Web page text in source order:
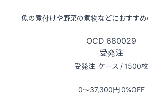
魚の煮付けや野菜の煮物などにおすすめ
OCD 680029
受発注
受発注 ケース / 1500枚
0〜37,300円0%OFF